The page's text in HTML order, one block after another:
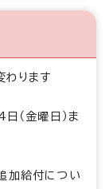
ります
（金曜日）ま
加給付につい